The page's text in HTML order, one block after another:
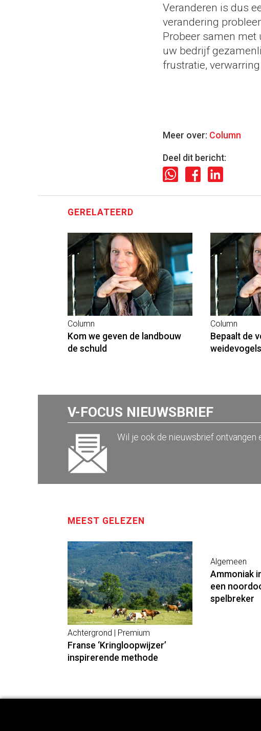
Veranderen is dus
verandering
Probeer samen met
uw bedrijf
frustratie,
Meer over: Column
Deel dit bericht:
GERELATEERD
Column
Kom we geven de landbouw
de schuld
Column
Bepaalt de
V-FOCUS NIEUWSBRIEF
Wil je ook de nieuwsbrief ontvangen
MEEST GELEZEN
Achtergrond | Premium
Franse ‘Kringloopwijzer’
inspirerende methode
Algemeen
Ammoniak
een
spelbreker